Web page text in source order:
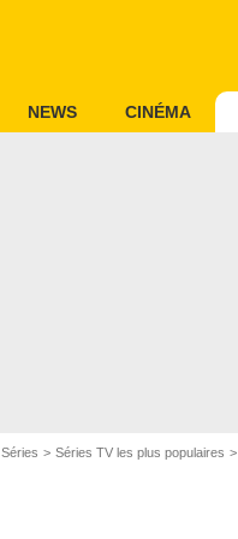
NEWS CINÉMA
Séries Séries TV les plus populaires